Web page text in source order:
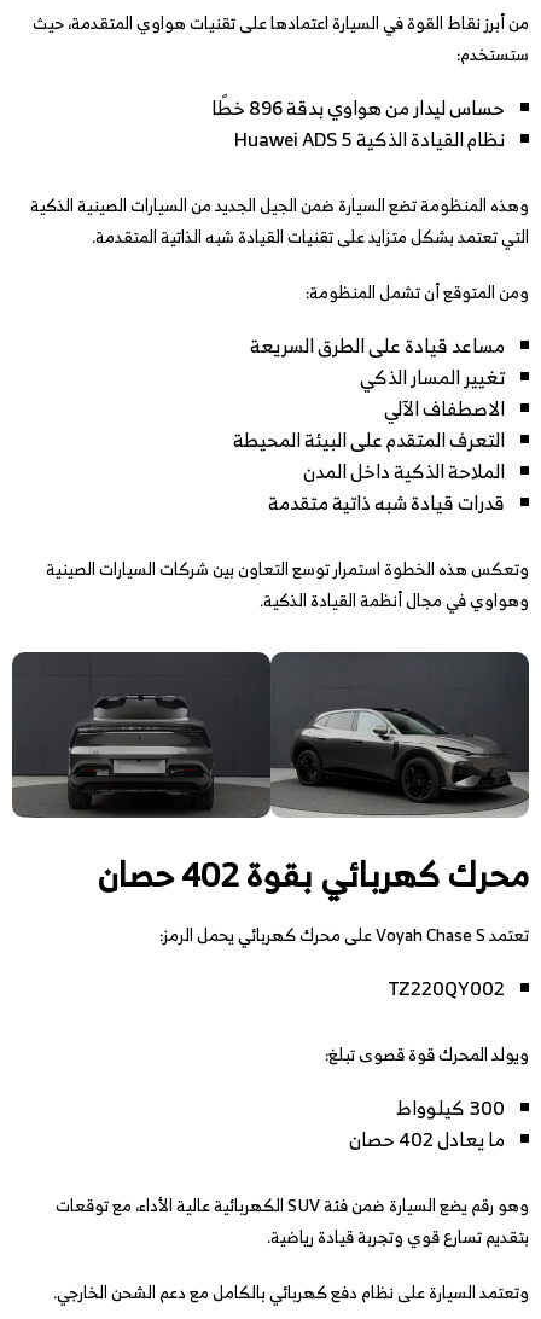
من أبرز نقاط القوة في السيارة اعتمادها على تقنيات هواوي المتقدمة، حيث
ستستخدم:
حساس ليدار من هواوي بدقة 896 خطًا
نظام القيادة الذكية Huawei ADS 5
وهذه المنظومة تضع السيارة ضمن الجيل الجديد من السيارات الصينية الذكية
التي تعتمد بشكل متزايد على تقنيات القيادة شبه الذاتية المتقدمة.
ومن المتوقع أن تشمل المنظومة:
مساعد قيادة على الطرق السريعة
تغيير المسار الذكي
الاصطفاف الآلي
التعرف المتقدم على البيئة المحيطة
الملاحة الذكية داخل المدن
قدرات قيادة شبه ذاتية متقدمة
وتعكس هذه الخطوة استمرار توسع التعاون بين شركات السيارات الصينية
وهواوي في مجال أنظمة القيادة الذكية.
محرك كهربائي بقوة 402 حصان
تعتمد Voyah Chase S على محرك كهربائي يحمل الرمز:
TZ220QY002
ويولد المحرك قوة قصوى تبلغ:
300 كيلوواط
ما يعادل 402 حصان
وهو رقم يضع السيارة ضمن فئة SUV الكهربائية عالية الأداء، مع توقعات
بتقديم تسارع قوي وتجربة قيادة رياضية.
وتعتمد السيارة على نظام دفع كهربائي بالكامل مع دعم الشحن الخارجي.